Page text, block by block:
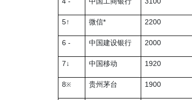
5↑ 微信* 2200
6 - 中国建设银行 2000
7 ↓ 中国移动 1920
8※ 贵州茅台 1900